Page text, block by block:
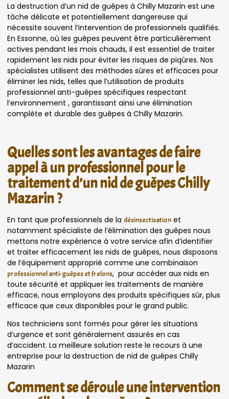
La destruction d’un nid de guêpes à Chilly Mazarin est une
tâche délicate et potentiellement dangereuse qui
nécessite souvent l’intervention de professionnels qualifiés.
En Essonne, où les guêpes peuvent être particulièrement
actives pendant les mois chauds, il est essentiel de traiter
rapidement les nids pour éviter les risques de piqûres. Nos
spécialistes utilisent des méthodes sûres et efficaces pour
éliminer les nids, telles que l’utilisation de produits
professionnel anti-guêpes spécifiques respectant
l’environnement , garantissant ainsi une élimination
complète et durable des guêpes à Chilly Mazarin.
Quelles sont les avantages de faire
appel à un professionnel pour le
traitement d’un nid de guêpes Chilly
Mazarin ?
En tant que professionnels de la désinsectisation et
notamment spécialiste de l’élimination des guêpes nous
mettons notre expérience à votre service afin d’identifier
et traiter efficacement les nids de guêpes, nous disposons
de l’équipement approprié comme une combinaison
professionnel anti-guêpes et frelons, pour accéder aux nids en
toute sécurité et appliquer les traitements de manière
efficace, nous employons des produits spécifiques sûr, plus
efficace que ceux disponibles pour le grand public.
Nos techniciens sont formés pour gérer les situations
d’urgence et sont généralement assurés en cas
d’accident. La meilleure solution reste le recours à une
entreprise pour la destruction de nid de guêpes Chilly
Mazarin
Comment se déroule une intervention